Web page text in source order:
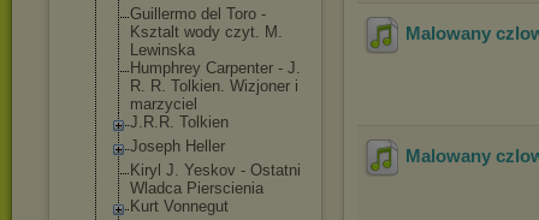
Guillermo del Toro -
Ksztalt wody czyt. M.
Lewinska
Humphrey Carpenter - J.
R. R. Tolkien. Wizjoner i
marzyciel
J.R.R. Tolkien
Joseph Heller
Kiryl J. Yeskov - Ostatni
Wladca Pierscienia
Kurt Vonnegut
Malowany
Malowany